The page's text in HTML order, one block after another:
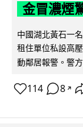
金冒濃煙
中國湖北黃石一
租住單位私設高
動鄰居報警。警
114 8 ↗